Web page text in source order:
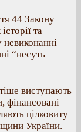
44 Закону
та
“несуть
виступають
фінансовані
цілковиту
України.